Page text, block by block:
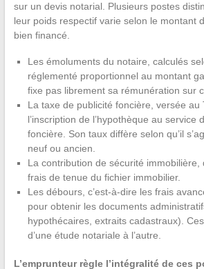
sur un devis notarial. Plusieurs postes
leur poids respectif varie selon le montant
bien financé.
Les émoluments du notaire, calculés
réglementé proportionnel au montant
fixe pas librement sa rémunération sur
La taxe de publicité foncière, versée au
l’inscription de l’hypothèque au service
foncière. Son taux diffère selon qu’il
neuf ou ancien.
La contribution de sécurité immobilière,
frais de tenue du fichier immobilier.
Les débours, c’est-à-dire les frais
pour obtenir les documents
hypothécaires, extraits cadastraux).
d’une étude notariale à l’autre.
L’emprunteur règle l’intégralité de ces